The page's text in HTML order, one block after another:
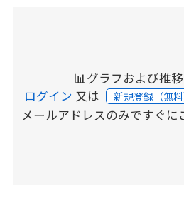
📊グラフおよび推
ログイン 又は 新規登録（無
メールアドレスのみですぐに